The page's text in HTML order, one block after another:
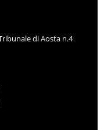
di Aosta n.4